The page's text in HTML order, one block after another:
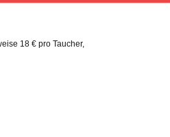
18 € pro Taucher,